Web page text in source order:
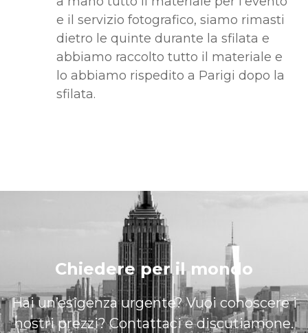
e il servizio fotografico, siamo rimasti
dietro le quinte durante la sfilata e
abbiamo raccolto tutto il materiale e
lo abbiamo rispedito a Parigi dopo la
sfilata.
Chiedere per il mondo
Hai un’esigenza urgente? Vuoi conoscere i
nostri prezzi? Contattaci e discutiamone.